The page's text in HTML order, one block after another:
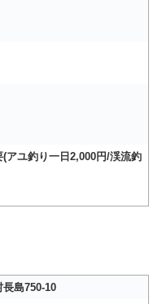
アユ釣り一日2,000円/渓流釣
島750-10